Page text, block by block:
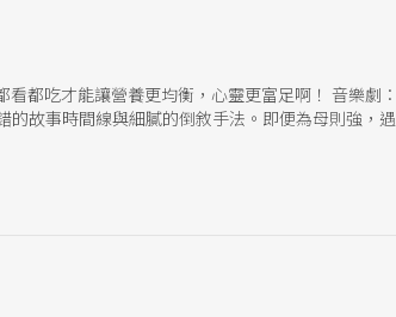
都吃才能讓營養更均衡，心靈更富足啊！ 音樂劇
的故事時間線與細膩的倒敘手法。即便為母則強，
天都是最美的一天，直到我們說再見的，最後一天
，成為我必追的舞團之一。編舞暨藝術總監蔡博丞
寫，還將原本兩對異性戀夫妻的人物設定改為異性
的有趣對比。劇本好、演員佳，還不看嗎？ 親子：